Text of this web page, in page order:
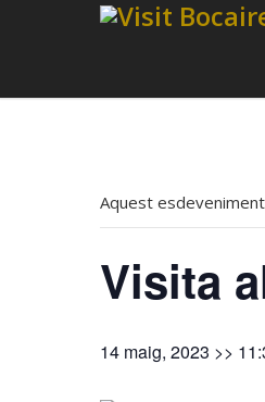
Aquest
Visita
14 maig, 2023 >>